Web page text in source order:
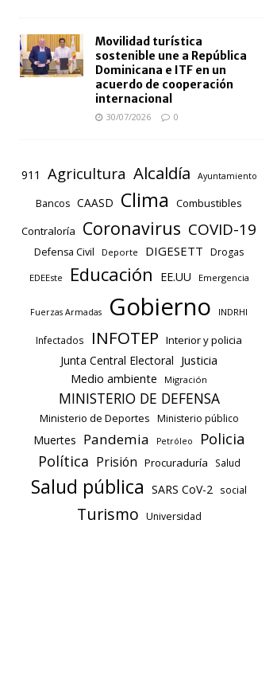
Movilidad turística
sostenible une a República
Dominicana e ITF en un
acuerdo de cooperación
internacional
30/07/2026 0
911 Agricultura Alcaldía Ayuntamiento
Bancos CAASD Clima
Combustibles
Contraloría
Coronavirus COVID-19
Defensa Civil Deporte DIGESETT Drogas
EDEEste Educación EE.UU Emergencia
Fuerzas Armadas Gobierno INDRHI
Infectados INFOTEP Interior y policia
Junta Central Electoral Justicia
Medio ambiente Migración
MINISTERIO DE DEFENSA
Ministerio de Deportes Ministerio público
Muertes Pandemia Petróleo Policia
Política Prisión Procuraduría Salud
Salud pública SARS CoV-2 social
Turismo Universidad